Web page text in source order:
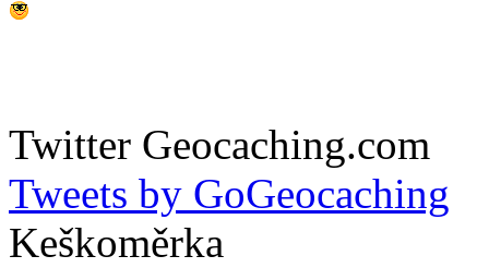
Twitter Geocaching.com
Tweets by GoGeocaching
Keškoměrka